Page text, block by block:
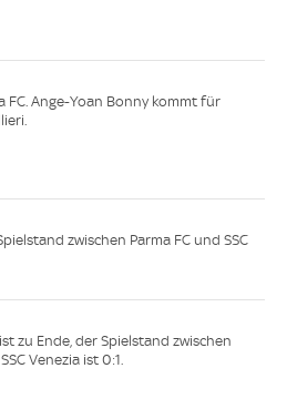
FC. Ange-Yoan Bonny kommt für
zwischen Parma FC und SSC
zu Ende, der Spielstand zwischen
Venezia ist 0:1.